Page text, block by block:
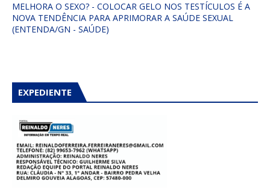
MELHORA O SEXO? - COLOCAR GELO NOS TESTÍCULOS É A
NOVA TENDÊNCIA PARA APRIMORAR A SAÚDE SEXUAL
(ENTENDA/GN - SAÚDE)
EXPEDIENTE